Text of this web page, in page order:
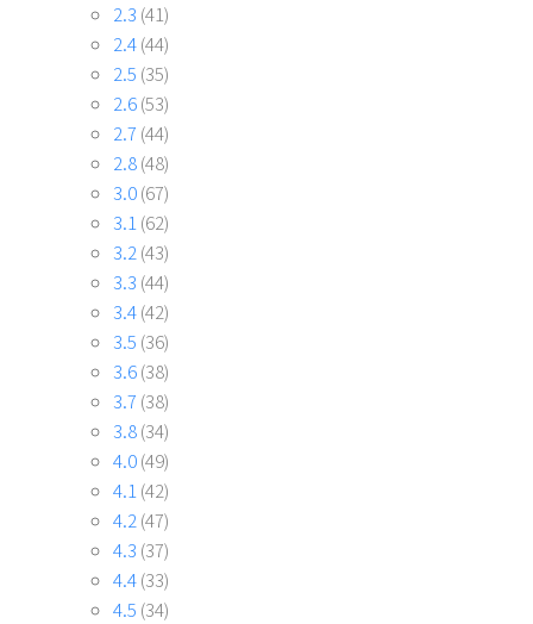
2.3 (41)
2.4(44)
2.5 (35)
2.6(53)
2.7 (44)
2.8(48)
3.0(67)
3.1(62)
3.2(43)
3.3 (44)
3.4(42)
3.5 (36)
3.6(38)
3.7 (38)
3.8(34)
4.0(49)
4.1(42)
4.2(47)
4.3 (37)
4.4(33)
4.5 (34)